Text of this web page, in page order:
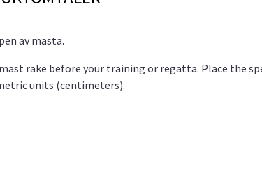
av masta.
rake before your training or regatta. Place the
units (centimeters).